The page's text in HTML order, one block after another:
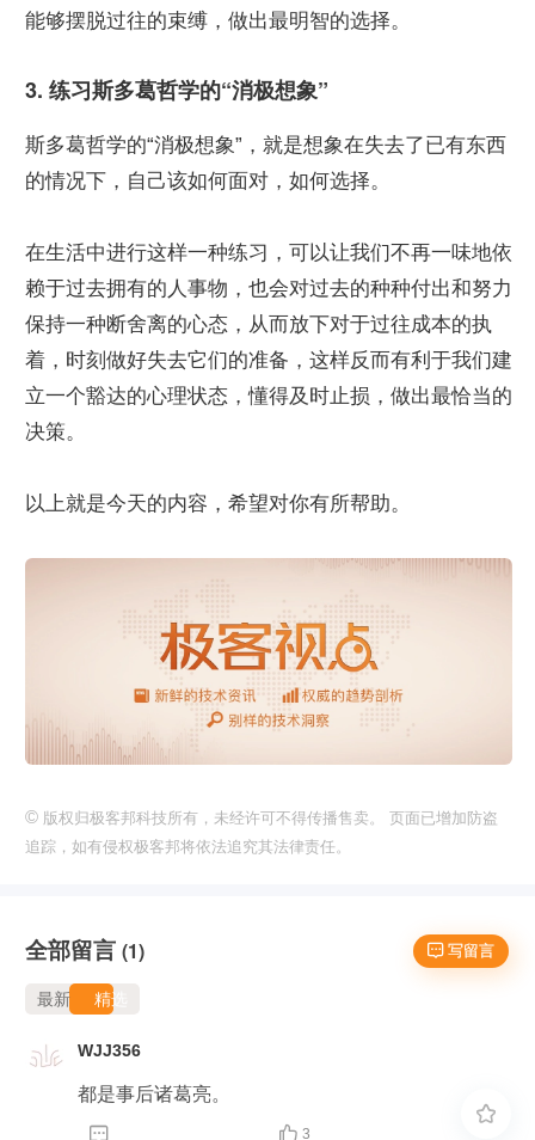
能够摆脱过往的束缚，做出最明智的选择。
3. 练习斯多葛哲学的“消极想象”
斯多葛哲学的“消极想象”，就是想象在失去了已有东西
的情况下，自己该如何面对，如何选择。
在生活中进行这样一种练习，可以让我们不再一味地依
赖于过去拥有的人事物，也会对过去的种种付出和努力
保持一种断舍离的心态，从而放下对于过往成本的执
着，时刻做好失去它们的准备，这样反而有利于我们建
立一个豁达的心理状态，懂得及时止损，做出最恰当的
决策。
以上就是今天的内容，希望对你有所帮助。
© 版权归极客邦科技所有，未经许可不得传播售卖。 页面已增加防盗
追踪，如有侵权极客邦将依法追究其法律责任。
 写留言
全部留言 (1)
最新 精选
WJJ356
都是事后诸葛亮。
  3
